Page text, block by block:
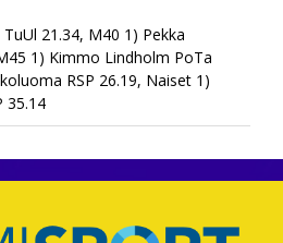
21.34, M40 1) Pekka
1) Kimmo Lindholm PoTa
RSP 26.19, Naiset 1)
35.14